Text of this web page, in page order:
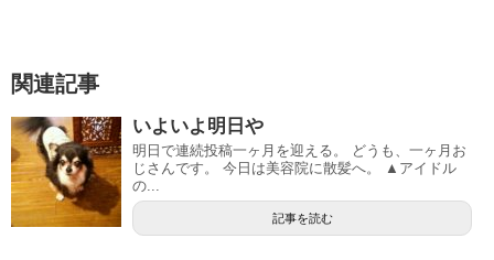
関連記事
いよいよ明日や
明日で連続投稿一ヶ月を迎える。 どうも、一ヶ月お
じさんです。 今日は美容院に散髪へ。 ▲アイドル
の...
記事を読む